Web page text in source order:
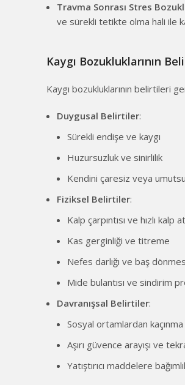
Travma Sonrası Stres
ve sürekli tetikte olma hali ile
Kaygı Bozukluklarının
Kaygı bozukluklarının belirtileri
Duygusal Belirtiler:
Sürekli endişe ve kaygı
Huzursuzluk ve sinirlilik
Kendini çaresiz veya
Fiziksel Belirtiler:
Kalp çarpıntısı ve hızlı kalp
Kas gerginliği ve titreme
Nefes darlığı ve baş
Mide bulantısı ve sindirim
Davranışsal Belirtiler:
Sosyal ortamlardan kaçınma
Aşırı güvence arayışı ve
Yatıştırıcı maddelere